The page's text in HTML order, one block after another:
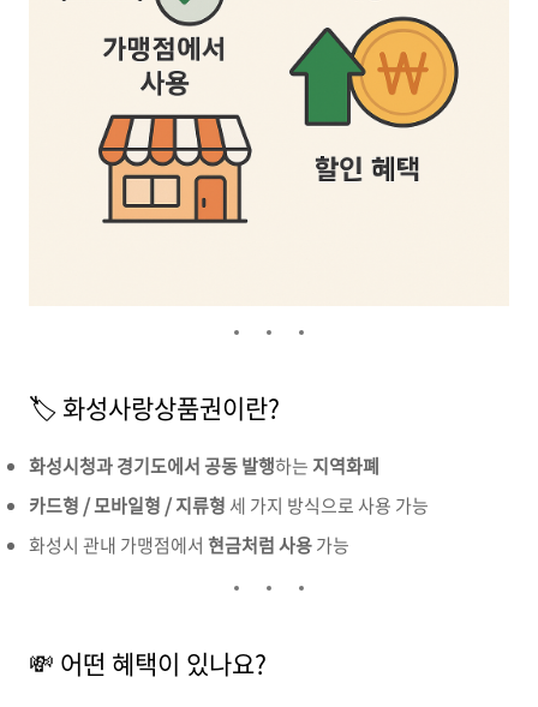
🏷 화성사랑상품권이란?
화성시청과 경기도에서 공동 발행하는 지역화폐
카드형 / 모바일형 / 지류형 세 가지 방식으로 사용 가능
화성시 관내 가맹점에서 현금처럼 사용가능
💸 어떤 혜택이 있나요?